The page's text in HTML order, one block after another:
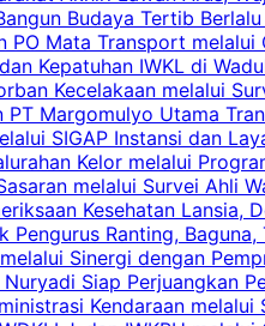
Budaya Tertib
Mata Transport melalui
Kepatuhan IWKL di
Kecelakaan melalui
Margomulyo Utama
SIGAP Instansi dan
Kelor melalui
melalui Survei Ahli
Kesehatan Lansia,
Ranting,
Sinergi dengan
Siap Perjuangkan
Kendaraan melalui